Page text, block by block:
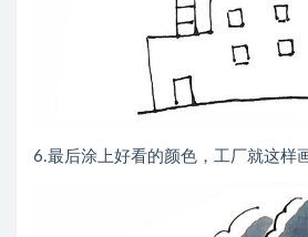
6.最后涂上好看的颜色，工厂就这样